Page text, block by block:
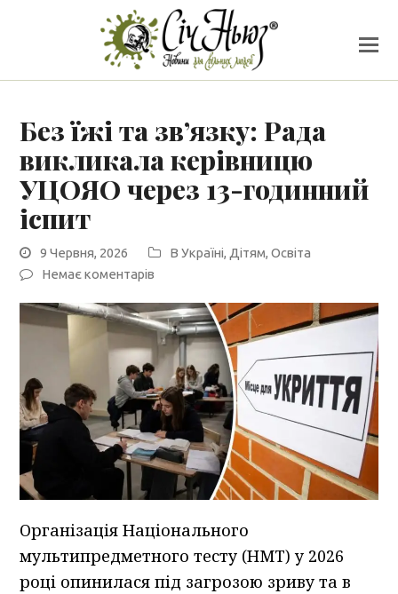
Без їжі та зв’язку: Рада
викликала керівницю
УЦОЯО через 13-годинний
іспит
9 Червня, 2026 В Україні, Дітям,Освіта
Немає коментарів
Організація Національного
мультипредметного тесту (НМТ) у 2026
році опинилася під загрозою зриву та в